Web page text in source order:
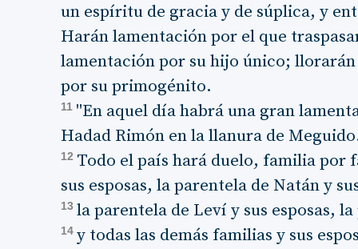
un espíritu de gracia y de súplica, y
Harán lamentación por el que
lamentación por su hijo único;
por su primogénito.
11 "En aquel día habrá una gran
Hadad Rimón en la llanura de
12 Todo el país hará duelo, familia por
sus esposas, la parentela de Natán y
13la parentela de Leví y sus esposas,
14y todas las demás familias y sus